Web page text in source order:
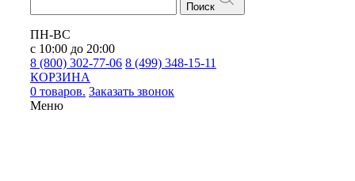
Поиск
ПН-ВС
с 10:00 до 20:00
8 (800) 302-77-06 8 (499) 348-15-11
КОРЗИНА
0 товаров. Заказать звонок
Меню